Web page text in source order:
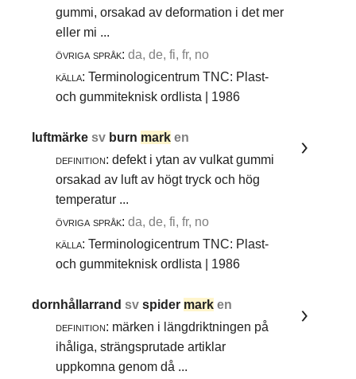
gummi, orsakad av deformation i det mer
eller mi ...
övriga språk: da, de, fi, fr, no
källa: Terminologicentrum TNC: Plast-
och gummiteknisk ordlista | 1986
luftmärkesv burn mark en
definition: defekt i ytan av vulkat gummi
orsakad av luft av högt tryck och hög
temperatur ...
övriga språk: da, de, fi, fr, no
källa: Terminologicentrum TNC: Plast-
och gummiteknisk ordlista | 1986
dornhållarrandsvspider mark en
definition: märken i längdriktningen på
ihåliga, strängsprutade artiklar
uppkomna genom då ...